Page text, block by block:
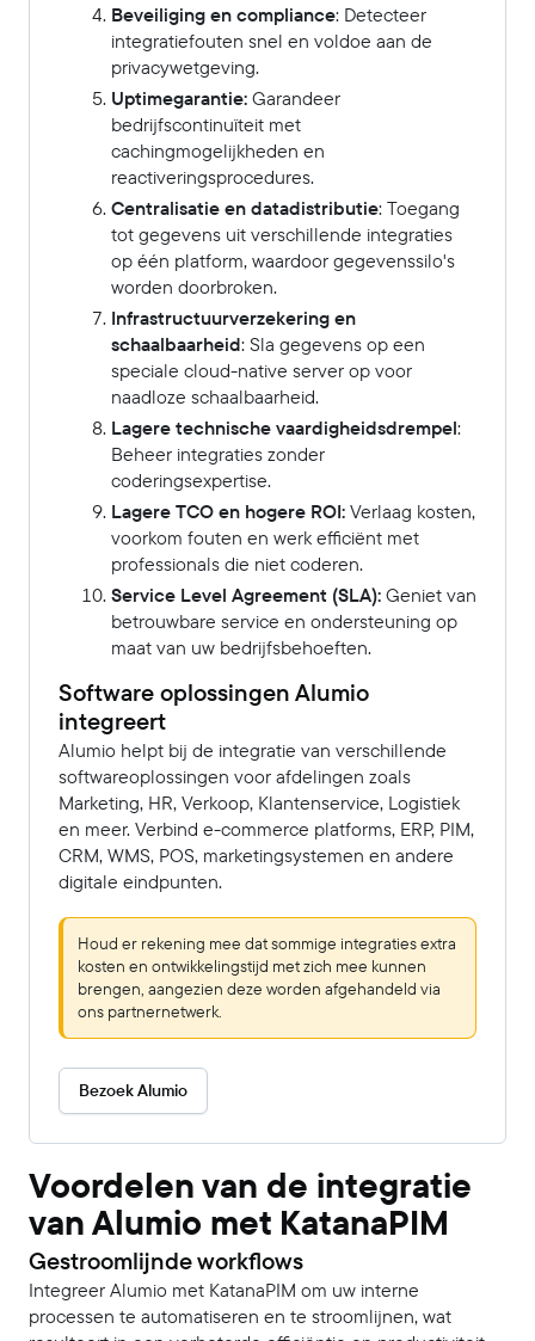
Beveiliging en compliance: Detecteer
integratiefouten snel en voldoe aan de
privacywetgeving.
Uptimegarantie:Garandeer
bedrijfscontinuïteit met
cachingmogelijkheden en
reactiveringsprocedures.
Centralisatie en datadistributie: Toegang
tot gegevens uit verschillende integraties
op één platform, waardoor gegevenssilo's
worden doorbroken.
Infrastructuurverzekering en
schaalbaarheid: Sla gegevens op een
speciale cloud-native server op voor
naadloze schaalbaarheid.
Lagere technische vaardigheidsdrempel:
Beheer integraties zonder
coderingsexpertise.
Lagere TCO en hogere ROI:Verlaag kosten,
voorkom fouten en werk efficiënt met
professionals die niet coderen.
Service Level Agreement (SLA):Geniet van
betrouwbare service en ondersteuning op
maat van uw bedrijfsbehoeften.
Software oplossingen Alumio
integreert
Alumio helpt bij de integratie van verschillende
softwareoplossingen voor afdelingen zoals
Marketing, HR, Verkoop, Klantenservice, Logistiek
en meer. Verbind e-commerce platforms, ERP, PIM,
CRM, WMS, POS, marketingsystemen en andere
digitale eindpunten.
Houd er rekening mee dat sommige integraties extra
kosten en ontwikkelingstijd met zich mee kunnen
brengen, aangezien deze worden afgehandeld via
ons partnernetwerk.
Bezoek Alumio
Voordelen van de integratie
van Alumio met KatanaPIM
Gestroomlijnde workflows
Integreer Alumio met KatanaPIM om uw interne
processen te automatiseren en te stroomlijnen, wat